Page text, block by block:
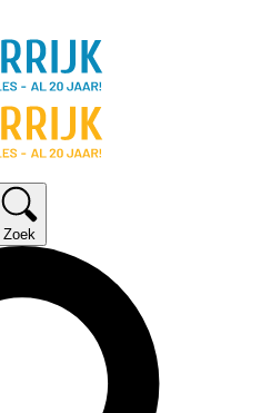
Zoek